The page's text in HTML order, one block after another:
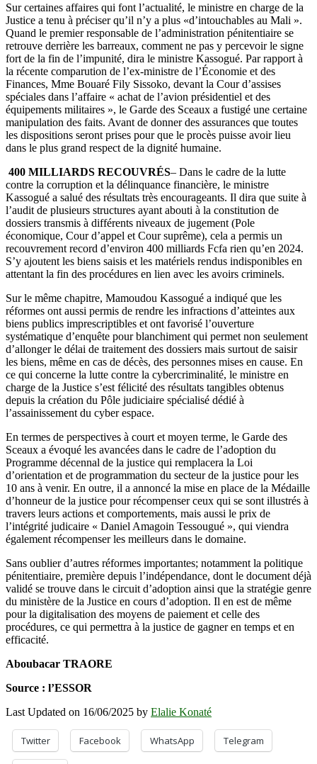
Sur certaines affaires qui font l’actualité, le ministre en charge de la
Justice a tenu à préciser qu’il n’y a plus «d’intouchables au Mali ».
Quand le premier responsable de l’administration pénitentiaire se
retrouve derrière les barreaux, comment ne pas y percevoir le signe
fort de la fin de l’impunité, dira le ministre Kassogué. Par rapport à
la récente comparution de l’ex-ministre de l’Économie et des
Finances, Mme Bouaré Fily Sissoko, devant la Cour d’assises
spéciales dans l’affaire « achat de l’avion présidentiel et des
équipements militaires », le Garde des Sceaux a fustigé une certaine
manipulation des faits. Avant de donner des assurances que toutes
les dispositions seront prises pour que le procès puisse avoir lieu
dans le plus grand respect de la dignité humaine.
400 MILLIARDS RECOUVRÉS– Dans le cadre de la lutte
contre la corruption et la délinquance financière, le ministre
Kassogué a salué des résultats très encourageants. Il dira que suite à
l’audit de plusieurs structures ayant abouti à la constitution de
dossiers transmis à différents niveaux de jugement (Pole
économique, Cour d’appel et Cour suprême), cela a permis un
recouvrement record d’environ 400 milliards Fcfa rien qu’en 2024.
S’y ajoutent les biens saisis et les matériels rendus indisponibles en
attentant la fin des procédures en lien avec les avoirs criminels.
Sur le même chapitre, Mamoudou Kassogué a indiqué que les
réformes ont aussi permis de rendre les infractions d’atteintes aux
biens publics imprescriptibles et ont favorisé l’ouverture
systématique d’enquête pour blanchiment qui permet non seulement
d’allonger le délai de traitement des dossiers mais surtout de saisir
les biens, même en cas de décès, des personnes mises en cause. En
ce qui concerne la lutte contre la cybercriminalité, le ministre en
charge de la Justice s’est félicité des résultats tangibles obtenus
depuis la création du Pôle judiciaire spécialisé dédié à
l’assainissement du cyber espace.
En termes de perspectives à court et moyen terme, le Garde des
Sceaux a évoqué les avancées dans le cadre de l’adoption du
Programme décennal de la justice qui remplacera la Loi
d’orientation et de programmation du secteur de la justice pour les
10 ans à venir. En outre, il a annoncé la mise en place de la Médaille
d’honneur de la justice pour récompenser ceux qui se sont illustrés à
travers leurs actions et comportements, mais aussi le prix de
l’intégrité judicaire « Daniel Amagoin Tessougué », qui viendra
également récompenser les meilleurs dans le domaine.
Sans oublier d’autres réformes importantes; notamment la politique
pénitentiaire, première depuis l’indépendance, dont le document déjà
validé se trouve dans le circuit d’adoption ainsi que la stratégie genre
du ministère de la Justice en cours d’adoption. Il en est de même
pour la digitalisation des moyens de paiement et celle des
procédures, ce qui permettra à la justice de gagner en temps et en
efficacité.
Aboubacar TRAORE
Source : l’ESSOR
Last Updated on 16/06/2025 by Elalie Konaté
Twitter Facebook WhatsApp Telegram